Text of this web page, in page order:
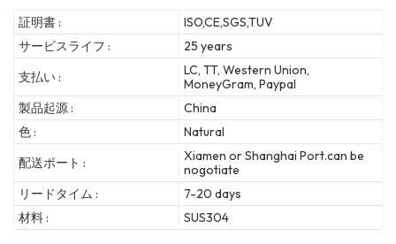
証明書 :
ISO,CE,SGS,TUV
サービスライフ :
25 years
支払い :
LC, TT, Western Union,
MoneyGram, Paypal
製品起源 :
China
色 :
Natural
配送ポート :
Xiamen or Shanghai Port.can be
nogotiate
リードタイム :
7-20 days
材料 :
SUS304